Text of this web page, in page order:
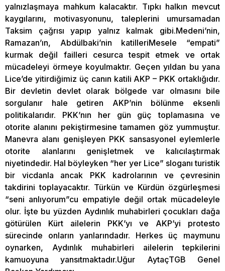
yalnızlaşmaya mahkum kalacaktır. Tıpkı halkın mevcut
kaygılarını, motivasyonunu, taleplerini umursamadan
Taksim çağrısı yapıp yalnız kalmak gibi.Medeni’nin,
Ramazan’ın, Abdülbaki’nin katilleriMesele “empati”
kurmak değil failleri cesurca tespit etmek ve ortak
mücadeleyi örmeye koyulmaktır. Geçen yıldan bu yana
Lice’de yitirdiğimiz üç canın katili AKP – PKK ortaklığıdır.
Bir devletin devlet olarak bölgede var olmasını bile
sorgulanır hale getiren AKP’nin bölünme eksenli
politikalarıdır. PKK’nın her gün güç toplamasına ve
otorite alanını pekiştirmesine tamamen göz yummuştur.
Manevra alanı genişleyen PKK sansasyonel eylemlerle
otorite alanlarını genişletmek ve kalıcılaştırmak
niyetindedir. Hal böyleyken “her yer Lice” sloganı turistik
bir vicdanla ancak PKK kadrolarının ve çevresinin
takdirini toplayacaktır. Türkün ve Kürdün özgürleşmesi
“seni anlıyorum”cu empatiyle değil ortak mücadeleyle
olur. İşte bu yüzden Aydınlık muhabirleri çocukları dağa
götürülen Kürt ailelerin PKK’yı ve AKP’yi protesto
sürecinde onların yanlarındadır. Herkes üç maymunu
oynarken, Aydınlık muhabirleri ailelerin tepkilerini
kamuoyuna yansıtmaktadır.Uğur AytaçTGB Genel